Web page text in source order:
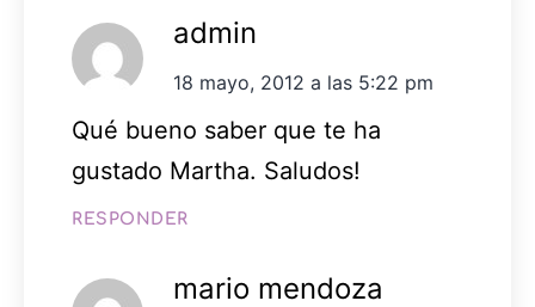
admin
18 mayo, 2012 a las 5:22 pm
Qué bueno saber que te ha
gustado Martha. Saludos!
RESPONDER
mario mendoza